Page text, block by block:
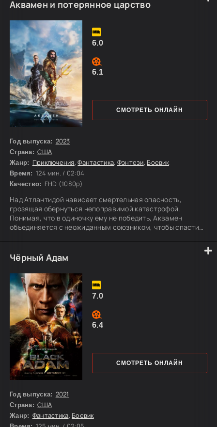
Аквамен и потерянное царство
Год выпуска: 2023
Страна: США
Жанр: Приключения,Фантастика, Фэнтези, Боевик
Время: 124 мин. / 02:04
Качество: FHD (1080p)
Над Атлантидой нависает смертельная опасность,
грозящая обернуться непоправимой катастрофой.
Понимая, что в одиночку ему не победить, Аквамен
объединяется с неожиданным союзником, чтобы спасти
СМОТРЕТЬ ОНЛАЙН
6.0
6.1
Чёрный Адам
Год выпуска: 2021
Страна: США
Жанр: Фантастика, Боевик
СМОТРЕТЬ ОНЛАЙН
7.0
6.4